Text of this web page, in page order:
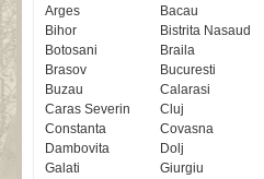
Arges
Bacau
Bihor
Bistrita Nasaud
Botosani
Braila
Brasov
Bucuresti
Buzau
Calarasi
Caras Severin
Cluj
Constanta
Covasna
Dambovita
Dolj
Galati
Giurgiu